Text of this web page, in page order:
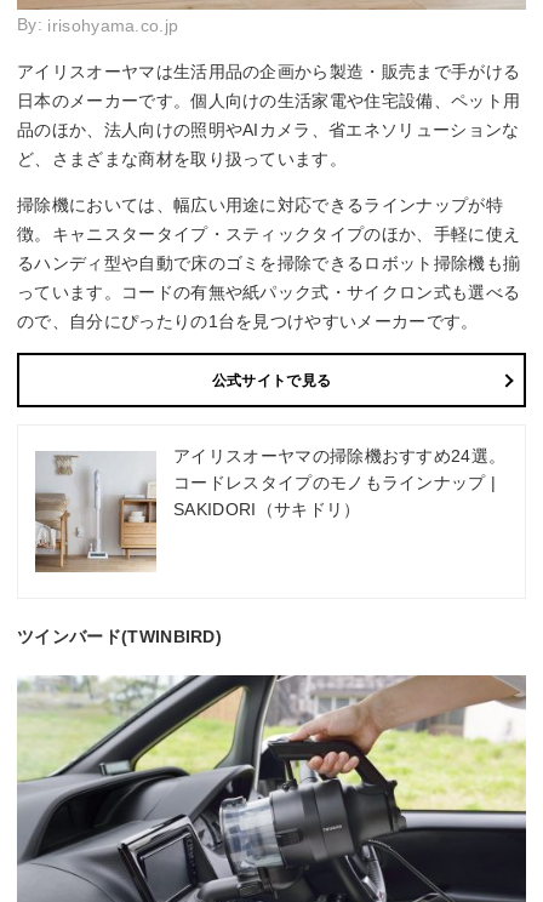
By: irisohyama.co.jp
アイリスオーヤマは生活用品の企画から製造・販売まで手がける
日本のメーカーです。個人向けの生活家電や住宅設備、ペット用
品のほか、法人向けの照明やAIカメラ、省エネソリューションな
ど、さまざまな商材を取り扱っています。
掃除機においては、幅広い用途に対応できるラインナップが特
徴。キャニスタータイプ・スティックタイプのほか、手軽に使え
るハンディ型や自動で床のゴミを掃除できるロボット掃除機も揃
っています。コードの有無や紙パック式・サイクロン式も選べる
ので、自分にぴったりの1台を見つけやすいメーカーです。
公式サイトで見る
アイリスオーヤマの掃除機おすすめ24選。
コードレスタイプのモノもラインナップ |
SAKIDORI（サキドリ）
ツインバード(TWINBIRD)